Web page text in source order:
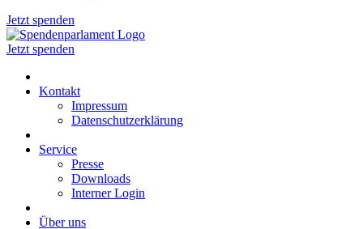
Jetzt spenden
Jetzt spenden
Kontakt
Impressum
Datenschutzerklärung
Service
Presse
Downloads
Interner Login
Über uns